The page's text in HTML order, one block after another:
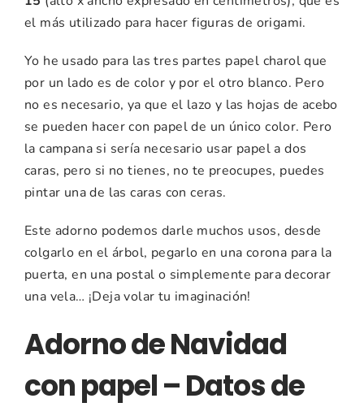
el más utilizado para hacer figuras de origami.
Yo he usado para las tres partes papel charol que
por un lado es de color y por el otro blanco. Pero
no es necesario, ya que el lazo y las hojas de acebo
se pueden hacer con papel de un único color. Pero
la campana si sería necesario usar papel a dos
caras, pero si no tienes, no te preocupes, puedes
pintar una de las caras con ceras.
Este adorno podemos darle muchos usos, desde
colgarlo en el árbol, pegarlo en una corona para la
puerta, en una postal o simplemente para decorar
una vela… ¡Deja volar tu imaginación!
Adorno de Navidad
con papel – Datos de